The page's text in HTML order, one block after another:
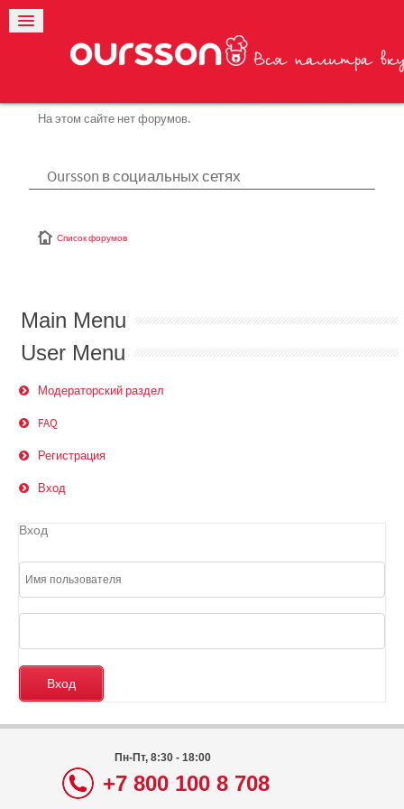
На этом сайте нет форумов.
Oursson в социальных сетях
Список форумов
Main Menu
User Menu
Модераторский раздел
FAQ
Регистрация
Вход
Вход
Пн-Пт, 8:30 - 18:00
+7 800 100 8 708